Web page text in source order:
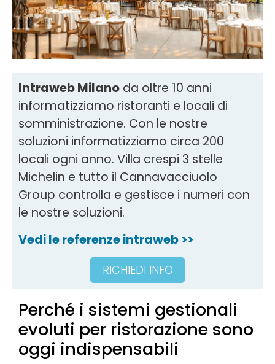
Intraweb Milano da oltre 10 anni
informatizziamo ristoranti e locali di
somministrazione. Con le nostre
soluzioni informatizziamo circa 200
locali ogni anno. Villa crespi 3 stelle
Michelin e tutto il Cannavacciuolo
Group controlla e gestisce i numeri con
le nostre soluzioni.
Vedi le referenze intraweb >>
RICHIEDI INFO
Perché i sistemi gestionali
evoluti per ristorazione sono
oggi indispensabili